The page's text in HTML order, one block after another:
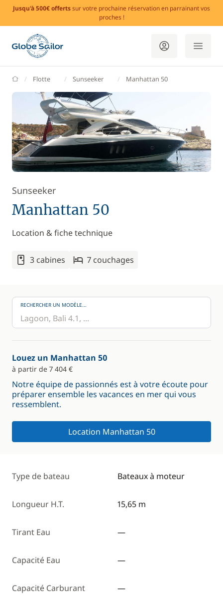
Jusqu'à 500€ offertssur votre prochaine réservation en parrainant vos
proches !
GlobeSailor
Flotte Sunseeker Manhattan 50
Sunseeker
Manhattan 50
Location & fiche technique
3 cabines 7 couchages
RECHERCHER UN MODÈLE...
Louez un Manhattan 50
à partir de 7 404 €
Notre équipe de passionnés est à votre écoute pour
préparer ensemble les vacances en mer qui vous
ressemblent.
Location Manhattan 50
Type de bateau Bateaux à moteur
Longueur H.T. 15,65 m
Tirant Eau —
Capacité Eau —
Capacité Carburant —